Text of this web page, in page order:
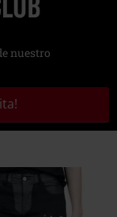
nuestro